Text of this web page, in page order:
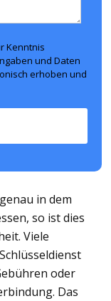
Kenntnis
und Daten
erhoben und
in dem
so ist dies
Viele
oder
Das